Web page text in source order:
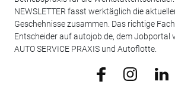
NEWSLETTER fasst werktäglich die
Geschehnisse zusammen. Das richtige
Entscheider auf autojob.de, dem Jobportal
AUTO SERVICE PRAXIS und Autoflotte.